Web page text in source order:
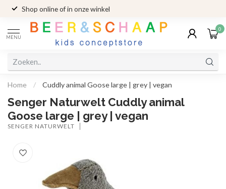
Shop online of in onze winkel
MENU
0
Home / Cuddly animal Goose large | grey | vegan
Senger Naturwelt Cuddly animal
Goose large | grey | vegan
SENGER NATURWELT